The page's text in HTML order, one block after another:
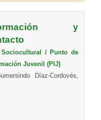
y
Sociocultural / Punto de
Juvenil (PIJ)
Díaz-Cordovés,